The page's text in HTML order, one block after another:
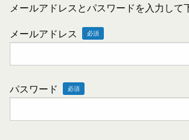
メールアドレスとパスワードを入力して
メールアドレス
必須
パスワード 必須